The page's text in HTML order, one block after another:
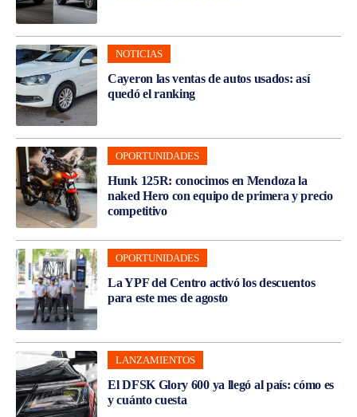
NOTICIAS
Cayeron las ventas de autos usados: así
quedó el ranking
OPORTUNIDADES
Hunk 125R: conocimos en Mendoza la
naked Hero con equipo de primera y precio
competitivo
OPORTUNIDADES
La YPF del Centro activó los descuentos
para este mes de agosto
LANZAMIENTOS
El DFSK Glory 600 ya llegó al país: cómo es
y cuánto cuesta